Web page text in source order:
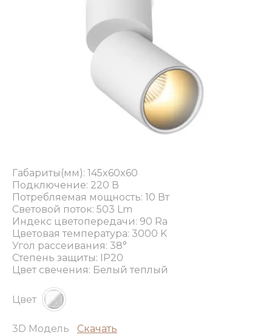
Габариты(мм): 145x60x60
Подключение: 220 В
Потребляемая мощность: 10 Вт
Световой поток: 503 Lm
Индекс цветопередачи: 90 Ra
Цветовая температура: 3000 K
Угол рассеивания: 38°
Степень защиты: IP20
Цвет свечения: Белый теплый
Цвет
3D Модель
Скачать